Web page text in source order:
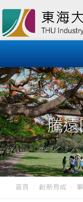
騰遠
首頁 創新育成